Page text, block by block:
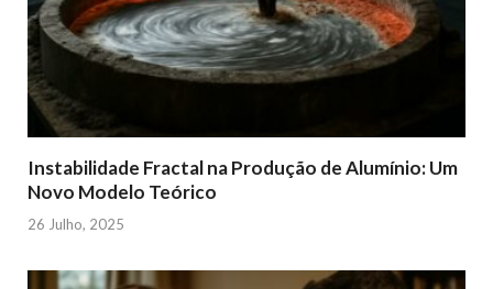
Instabilidade Fractal na Produção de Alumínio: Um
Novo Modelo Teórico
26 Julho, 2025